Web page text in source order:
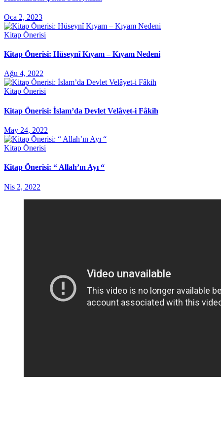
Oca 2, 2023
Kitap Önerisi
Kitap Önerisi: Hüseynî Kıyam – Kıyam Nedeni
Ağu 4, 2022
Kitap Önerisi
Kitap Önerisi: İslam’da Devlet Velâyet-i Fâkih
May 24, 2022
Kitap Önerisi
Kitap Önerisi: “ Allah’ın Ayı “
Nis 2, 2022